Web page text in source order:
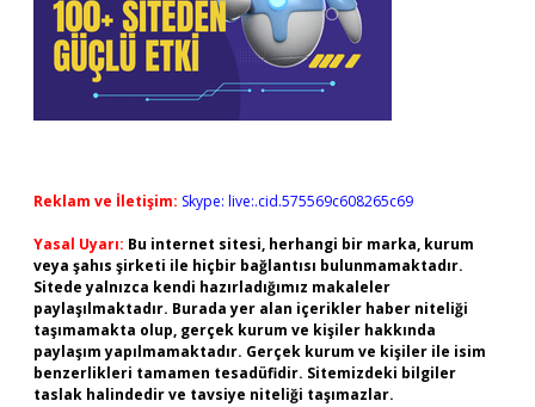
Reklam ve İletişim: Skype: live:.cid.575569c608265c69
Yasal Uyarı: Bu internet sitesi, herhangi bir marka, kurum
veya şahıs şirketi ile hiçbir bağlantısı bulunmamaktadır.
Sitede yalnızca kendi hazırladığımız makaleler
paylaşılmaktadır. Burada yer alan içerikler haber niteliği
taşımamakta olup, gerçek kurum ve kişiler hakkında
paylaşım yapılmamaktadır. Gerçek kurum ve kişiler ile isim
benzerlikleri tamamen tesadüfidir. Sitemizdeki bilgiler
taslak halindedir ve tavsiye niteliği taşımazlar.